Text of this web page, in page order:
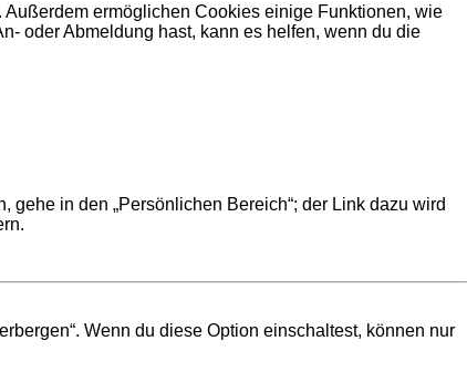
ermöglichen Cookies einige Funktionen, wie
oder Abmeldung hast, kann es helfen, wenn du die
in den „Persönlichen Bereich“; der Link dazu wird
Wenn du diese Option einschaltest, können nur